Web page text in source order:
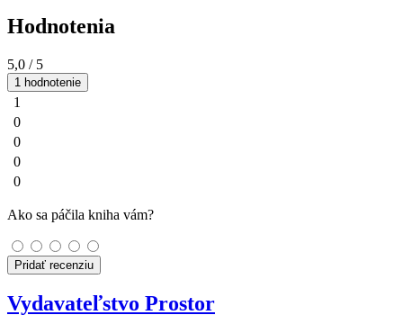
Hodnotenia
5,0 / 5
1 hodnotenie
1
0
0
0
0
Ako sa páčila kniha vám?
Pridať recenziu
Vydavateľstvo Prostor